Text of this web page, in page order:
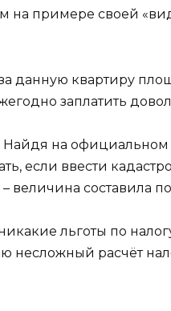
на примере своей
данную квартиру
заплатить
Найдя на
если ввести
величина составила
льготы по
несложный расчёт